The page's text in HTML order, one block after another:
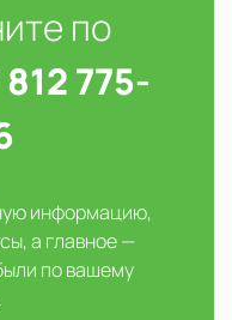
по
812 775-
информацию,
а главное —
по вашему